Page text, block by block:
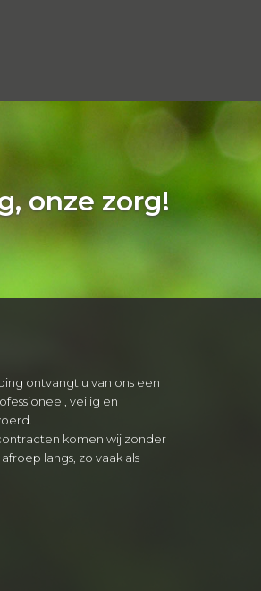
onze zorg!
ontvangt u van ons een
veilig en
komen wij zonder
langs, zo vaak als